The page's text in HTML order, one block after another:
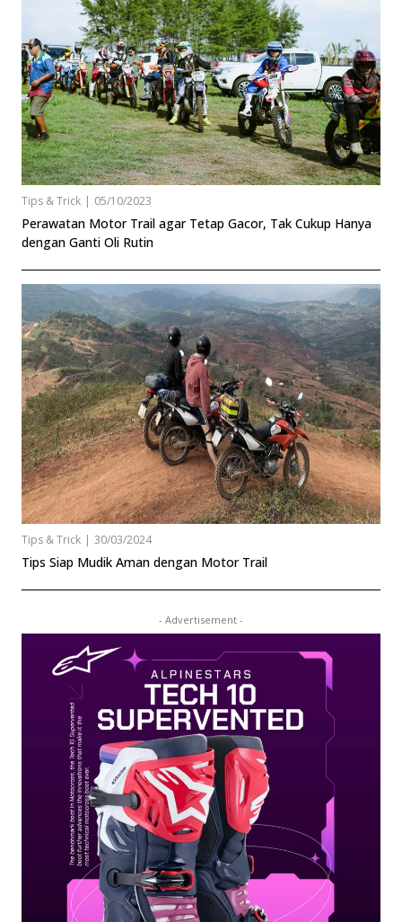
Tips & Trick | 05/10/2023
Perawatan Motor Trail agar Tetap Gacor, Tak Cukup Hanya
dengan Ganti Oli Rutin
Tips & Trick | 30/03/2024
Tips Siap Mudik Aman dengan Motor Trail
- Advertisement -